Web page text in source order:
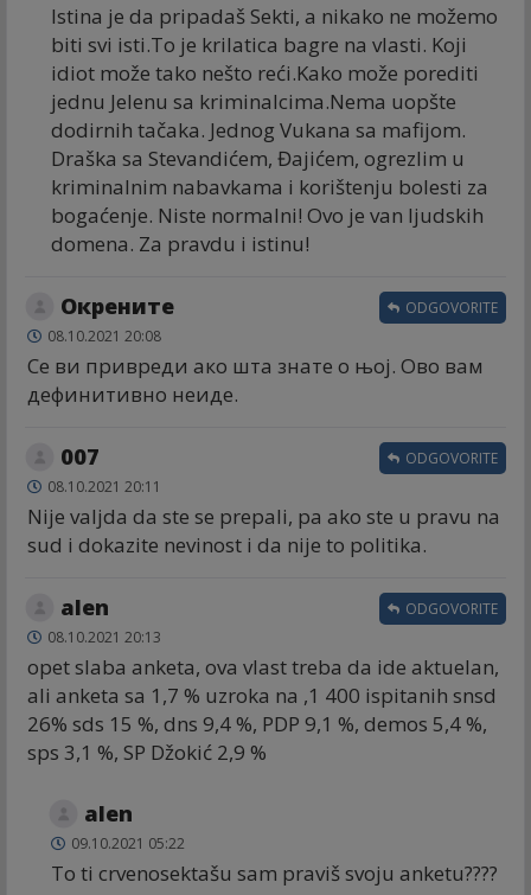
Istina je da pripadaš Sekti, a nikako ne možemo
biti svi isti.To je krilatica bagre na vlasti. Koji
idiot može tako nešto reći.Kako može porediti
jednu Jelenu sa kriminalcima.Nema uopšte
dodirnih tačaka. Jednog Vukana sa mafijom.
Draška sa Stevandićem, Đajićem, ogrezlim u
kriminalnim nabavkama i korištenju bolesti za
bogaćenje. Niste normalni! Ovo je van ljudskih
domena. Za pravdu i istinu!
Окрените
08.10.2021 20:08
Се ви привреди ако шта знате о њој. Ово вам
дефинитивно неиде.
ODGOVORITE
007
08.10.2021 20:11
Nije valjda da ste se prepali, pa ako ste u pravu na
sud i dokazite nevinost i da nije to politika.
ODGOVORITE
alen
08.10.2021 20:13
opet slaba anketa, ova vlast treba da ide aktuelan,
ali anketa sa 1,7 % uzroka na ,1 400 ispitanih snsd
26% sds 15 %, dns 9,4 %, PDP 9,1 %, demos 5,4 %,
sps 3,1 %, SP Džokić 2,9 %
ODGOVORITE
alen
09.10.2021 05:22
To ti crvenosektašu sam praviš svoju anketu????